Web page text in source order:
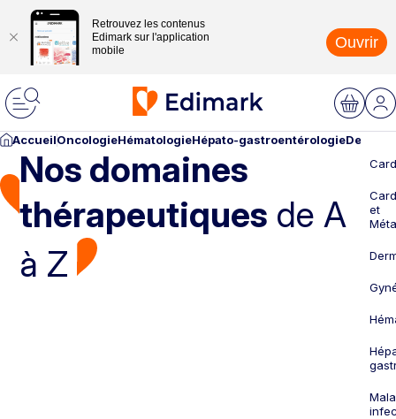
Retrouvez les contenus
Edimark sur l'application
mobile
Ouvrir
AccueilOncologieHématologieHépato-gastroentérologie
Nos domaines
thérapeutiques de A
à Z
et